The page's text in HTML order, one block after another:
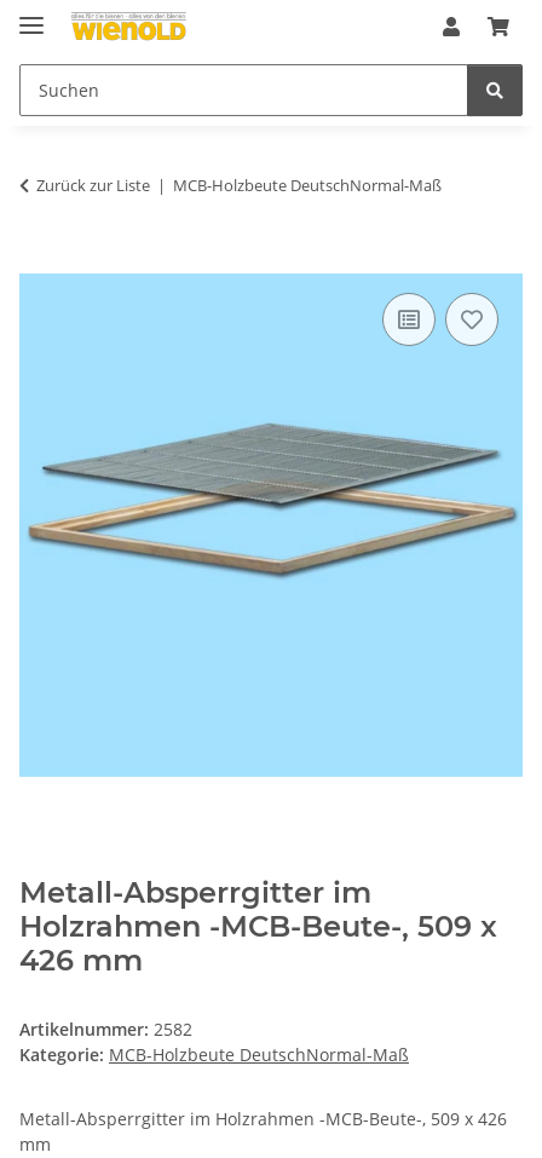
Zurück zur Liste MCB-Holzbeute DeutschNormal-Maß
Metall-Absperrgitter im
Holzrahmen -MCB-Beute-, 509 x
426 mm
Artikelnummer: 2582
Kategorie: MCB-Holzbeute DeutschNormal-Maß
Metall-Absperrgitter im Holzrahmen -MCB-Beute-, 509 x 426
mm